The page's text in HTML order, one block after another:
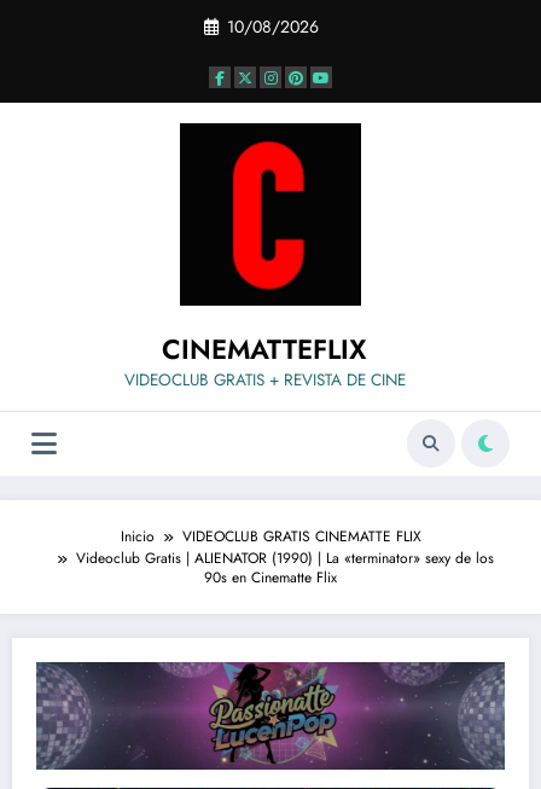
10/08/2026
CINEMATTEFLIX
VIDEOCLUB GRATIS + REVISTA DE CINE
Inicio
VIDEOCLUB GRATIS CINEMATTE FLIX
Videoclub Gratis | ALIENATOR (1990) | La «terminator» sexy de los
90s en Cinematte Flix